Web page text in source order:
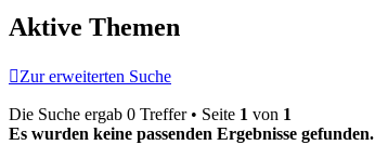
Aktive Themen
Zur erweiterten Suche
Die Suche ergab 0 Treffer • Seite 1 von 1
Es wurden keine passenden Ergebnisse gefunden.